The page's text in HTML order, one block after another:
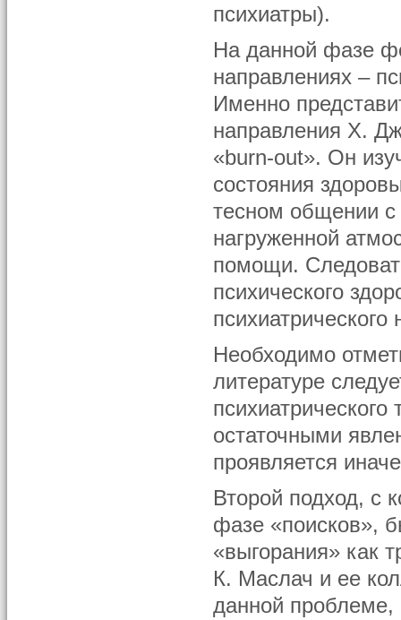
психиатры).
На данной фазе
направлениях –
Именно
направления Х.
«burn-out». Он
состояния
тесном общении
нагруженной
помощи.
психического
психиатрического
Необходимо
литературе
остаточными
проявляется
Второй подход, с
фазе «поисков»,
«выгорания» как
К. Маслач и ее
данной проблеме,